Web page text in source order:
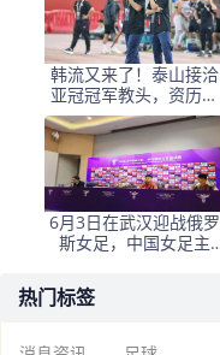
韩流又来了！泰山接洽
亚冠冠军教头，资历与
名气全面压过徐正源
6月3日在武汉迎战俄罗
斯女足，中国女足主
热门标签